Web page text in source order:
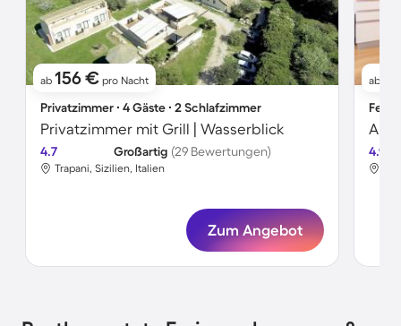
ab 156 € pro Nacht
Privatzimmer ∙ 4 Gäste ∙ 2 Schlafzimmer
Privatzimmer mit Grill | Wasserblick
4.7 Großartig (29 Bewertungen)
Trapani, Sizilien, Italien
Zum Angebot
ab
4.9